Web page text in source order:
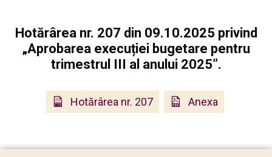
Hotărârea nr. 207 din 09.10.2025 privind
„Aprobarea execuției bugetare pentru
trimestrul III al anului 2025”.
Hotărârea nr. 207 Anexa